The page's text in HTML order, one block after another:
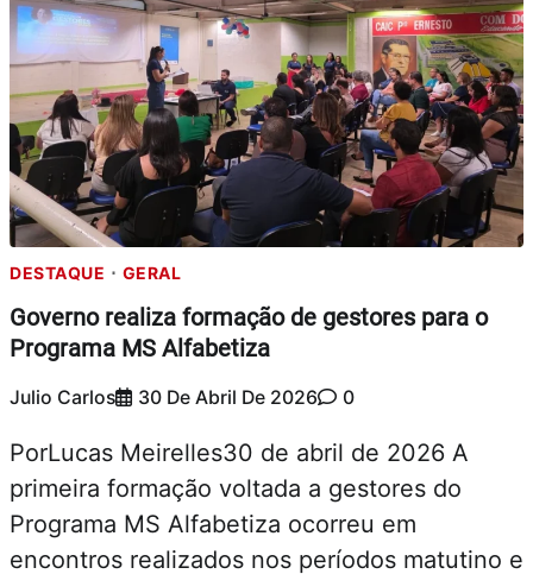
DESTAQUE GERAL
Governo realiza formação de gestores para o
Programa MS Alfabetiza
Julio Carlos 30 De Abril De 2026 0
PorLucas Meirelles30 de abril de 2026 A
primeira formação voltada a gestores do
Programa MS Alfabetiza ocorreu em
encontros realizados nos períodos matutino e